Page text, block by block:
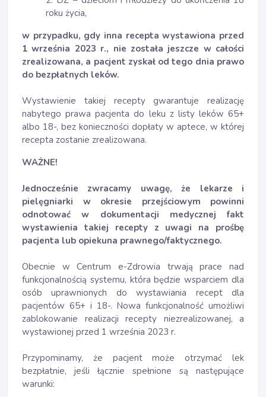
roku życia,
w przypadku, gdy inna recepta wystawiona przed
1 września 2023 r., nie została jeszcze w całości
zrealizowana, a pacjent zyskał od tego dnia prawo
do bezpłatnych leków.
Wystawienie takiej recepty gwarantuje realizację
nabytego prawa pacjenta do leku z listy leków 65+
albo 18-, bez konieczności dopłaty w aptece, w której
recepta zostanie zrealizowana.
WAŻNE!
Jednocześnie zwracamy uwagę, że lekarze i
pielęgniarki w okresie przejściowym powinni
odnotować w dokumentacji medycznej fakt
wystawienia takiej recepty z uwagi na prośbę
pacjenta lub opiekuna prawnego/faktycznego.
Obecnie w Centrum e-Zdrowia trwają prace nad
funkcjonalnością systemu, która będzie wsparciem dla
osób uprawnionych do wystawiania recept dla
pacjentów 65+ i 18-. Nowa funkcjonalność umożliwi
zablokowanie realizacji recepty niezrealizowanej, a
wystawionej przed 1 września 2023 r.
Przypominamy, że pacjent może otrzymać lek
bezpłatnie, jeśli łącznie spełnione są następujące
warunki: